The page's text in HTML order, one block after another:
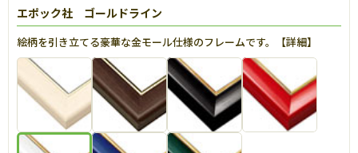
エポック社 ゴールドライン
絵柄を引き立てる豪華な金モール仕様のフレームです。【詳細】